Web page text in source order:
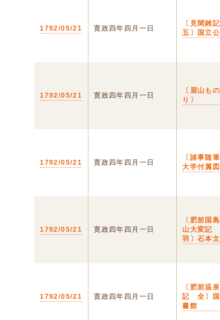
1792/05/21 寛政四年四月一日
〔見聞雑
五〕国立
1792/05/21 寛政四年四月一日
〔眉山も
り〕
1792/05/21 寛政四年四月一日
〔諸事随
大学付属
1792/05/21 寛政四年四月一日
〔肥前国
山大変
羽〕石本
1792/05/21 寛政四年四月一日
〔肥前温
記 全〕国
書館